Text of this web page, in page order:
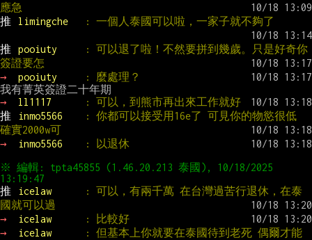
應急
推
limingche : 一個人泰國可以啦，一家子就不夠了
推 pooiuty
: 可以退了啦！不然要拼到幾歲。只是好奇你
簽證要怎
→
pooiuty
: 麼處理？
→
ll1117
: 可以，到熊市再出來工作就好
推
inmo5566
: 你都可以接受用16e了 可見你的物慾很低
確實2000w可
→
inmo5566
: 以退休
※ 編輯: tpta45855 (1.46.20.213 泰國), 10/18/2025
推
icelaw
: 可以，有兩千萬 在台灣過苦行退休，在泰
國就可以過
→
icelaw
: 比較好
→
icelaw
: 但基本上你就要在泰國待到老死 偶爾才能